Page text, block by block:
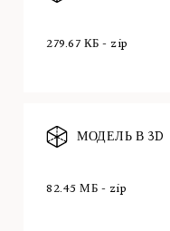
279.67 КБ - zip
МОДЕЛЬ В 3D
82.45 МБ - zip